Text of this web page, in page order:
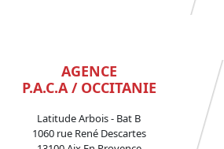
AGENCE
P.A.C.A / OCCITANIE
Latitude Arbois - Bat B
1060 rue René Descartes